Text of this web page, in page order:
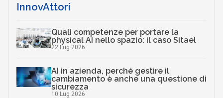
InnovAttori
Quali competenze per portare la
physical AI nello spazio: il caso Sitael
22 Lug 2026
AI in azienda, perché gestire il
cambiamento è anche una questione di
sicurezza
10 Lug 2026